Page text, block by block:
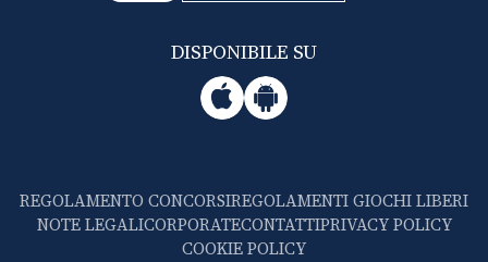
DISPONIBILE SU
REGOLAMENTO CONCORSIREGOLAMENTI GIOCHI LIBERI
NOTE LEGALICORPORATECONTATTIPRIVACY POLICY
COOKIE POLICY